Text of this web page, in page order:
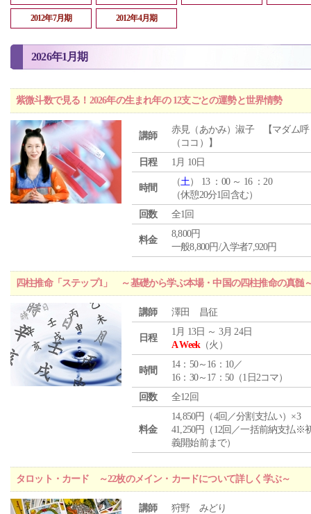
2012年7月期 2012年4月期
2026年1月期
紫微斗数で見る！2026年の生まれ年の 12支ごとの運勢と世界情勢
講師
赤見（あかみ）淑子 【マダム呼
（ココ）】
日程
1月 10日
時間
（土） 13 ：00 ～ 16 ：20
（休憩20分1回含む）
回数
全1回
料金
8,800円
一般8,800円/入学者7,920円
四柱推命「ステップ1」 ～基礎から学ぶ本場・中国の四柱推命の真髄
講師 澤田 昌征
日程
1月 13日 ～ 3月 24日
A Week（火）
時間
14：50～16：10／
16：30～17：50（1日2コマ）
回数
全12回
料金
14,850円（4回／分割支払い）×3
41,250円（12回／一括前納支払※
義開始前まで）
タロット・カード ～22枚のメイン・カードについて詳しく学ぶ～
講師 狩野 みどり